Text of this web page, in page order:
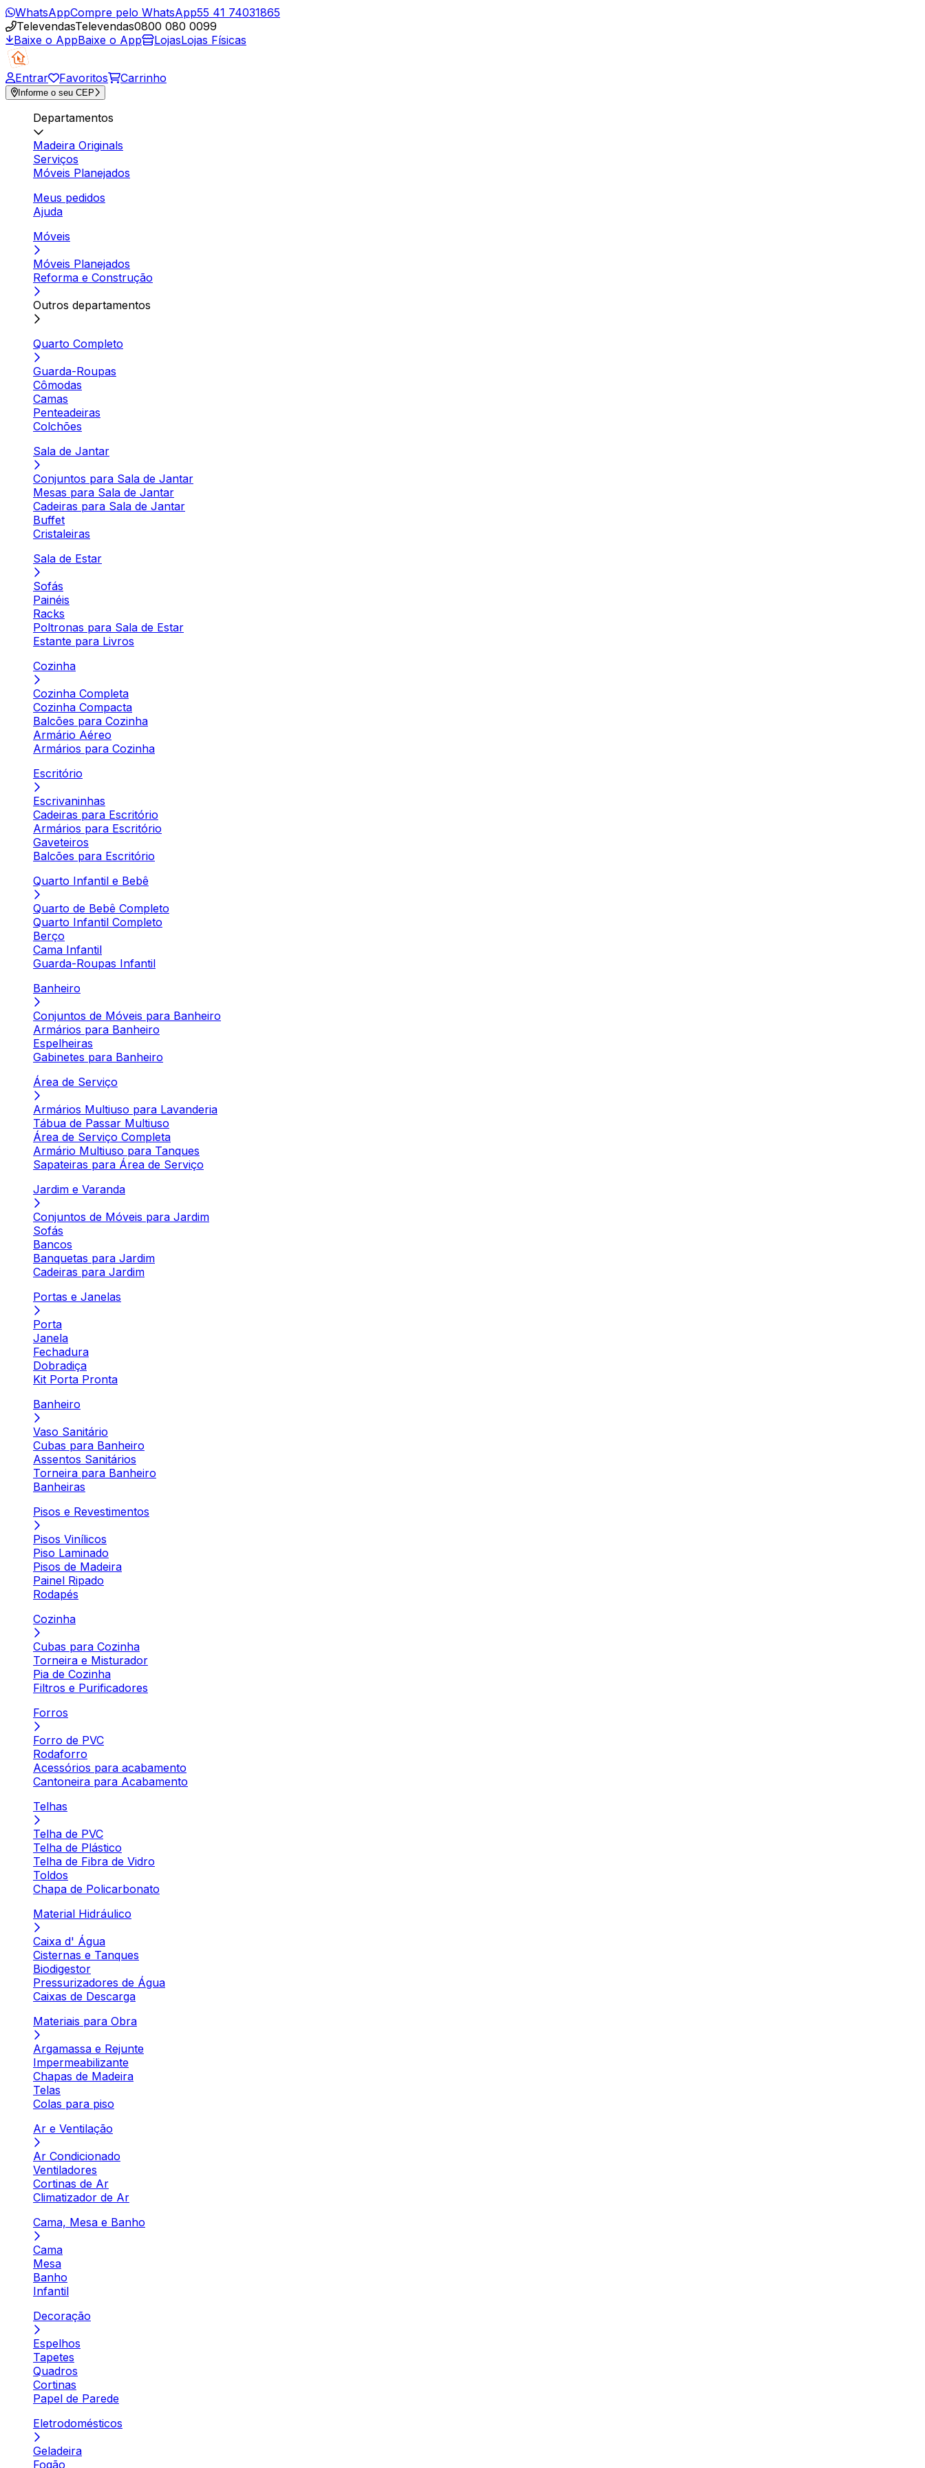
WhatsAppCompre pelo WhatsApp55 41 74031865
TelevendasTelevendas0800 080 0099
Baixe o AppBaixe o App LojasLojas Físicas
Entrar Favoritos Carrinho
Informe o seu CEP
Departamentos
Madeira Originals
Serviços
Móveis Planejados
Meus pedidos
Ajuda
Móveis
Móveis Planejados
Reforma e Construção
Outros departamentos
Quarto Completo
Guarda-Roupas
Cômodas
Camas
Penteadeiras
Colchões
Sala de Jantar
Conjuntos para Sala de Jantar
Mesas para Sala de Jantar
Cadeiras para Sala de Jantar
Buffet
Cristaleiras
Sala de Estar
Sofás
Painéis
Racks
Poltronas para Sala de Estar
Estante para Livros
Cozinha
Cozinha Completa
Cozinha Compacta
Balcões para Cozinha
Armário Aéreo
Armários para Cozinha
Escritório
Escrivaninhas
Cadeiras para Escritório
Armários para Escritório
Gaveteiros
Balcões para Escritório
Quarto Infantil e Bebê
Quarto de Bebê Completo
Quarto Infantil Completo
Berço
Cama Infantil
Guarda-Roupas Infantil
Banheiro
Conjuntos de Móveis para Banheiro
Armários para Banheiro
Espelheiras
Gabinetes para Banheiro
Área de Serviço
Armários Multiuso para Lavanderia
Tábua de Passar Multiuso
Área de Serviço Completa
Armário Multiuso para Tanques
Sapateiras para Área de Serviço
Jardim e Varanda
Conjuntos de Móveis para Jardim
Sofás
Bancos
Banquetas para Jardim
Cadeiras para Jardim
Portas e Janelas
Porta
Janela
Fechadura
Dobradiça
Kit Porta Pronta
Banheiro
Vaso Sanitário
Cubas para Banheiro
Assentos Sanitários
Torneira para Banheiro
Banheiras
Pisos e Revestimentos
Pisos Vinílicos
Piso Laminado
Pisos de Madeira
Painel Ripado
Rodapés
Cozinha
Cubas para Cozinha
Torneira e Misturador
Pia de Cozinha
Filtros e Purificadores
Forros
Forro de PVC
Rodaforro
Acessórios para acabamento
Cantoneira para Acabamento
Telhas
Telha de PVC
Telha de Plástico
Telha de Fibra de Vidro
Toldos
Chapa de Policarbonato
Material Hidráulico
Caixa d' Água
Cisternas e Tanques
Biodigestor
Pressurizadores de Água
Caixas de Descarga
Materiais para Obra
Argamassa e Rejunte
Impermeabilizante
Chapas de Madeira
Telas
Colas para piso
Ar e Ventilação
Ar Condicionado
Ventiladores
Cortinas de Ar
Climatizador de Ar
Cama, Mesa e Banho
Cama
Mesa
Banho
Infantil
Decoração
Espelhos
Tapetes
Quadros
Cortinas
Papel de Parede
Eletrodomésticos
Geladeira
Fogão